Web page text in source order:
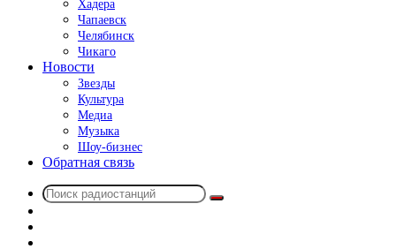
Хадера
Чапаевск
Челябинск
Чикаго
Новости
Звезды
Культура
Медиа
Музыка
Шоу-бизнес
Обратная связь
Поиск